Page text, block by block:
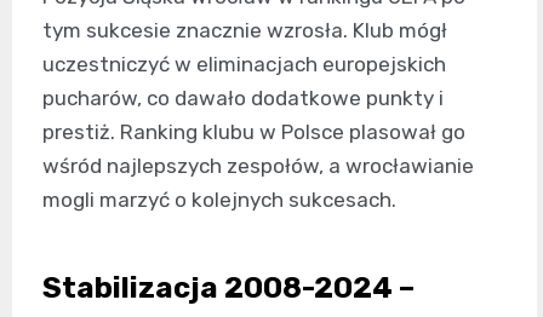
tym sukcesie znacznie wzrosła. Klub mógł
uczestniczyć w eliminacjach europejskich
pucharów, co dawało dodatkowe punkty i
prestiż. Ranking klubu w Polsce plasował go
wśród najlepszych zespołów, a wrocławianie
mogli marzyć o kolejnych sukcesach.
Stabilizacja 2008-2024 –